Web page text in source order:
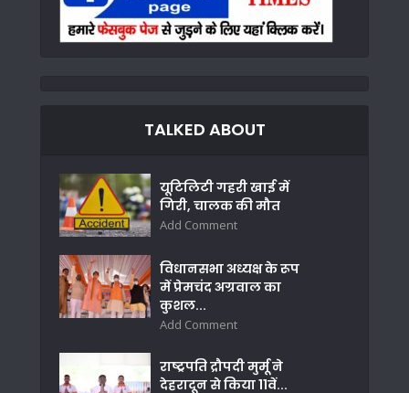
TALKED ABOUT
यूटिलिटी गहरी खाई में
गिरी, चालक की मौत
Add Comment
विधानसभा अध्यक्ष के रूप
में प्रेमचंद अग्रवाल का
कुशल...
Add Comment
राष्ट्रपति द्रौपदी मुर्मू ने
देहरादून से किया 11वें...